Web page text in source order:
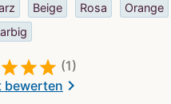
Beige Rosa Orange
(1)
bewertenchevron_right